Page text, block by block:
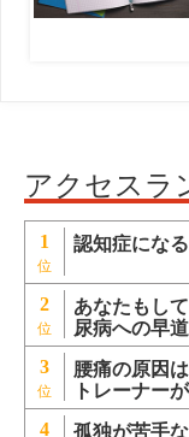
アクセスラ
1 認知症にな
2 あなたもし
尿病への早
3 腰痛の原因
トレーナー
4 孤独が苦手